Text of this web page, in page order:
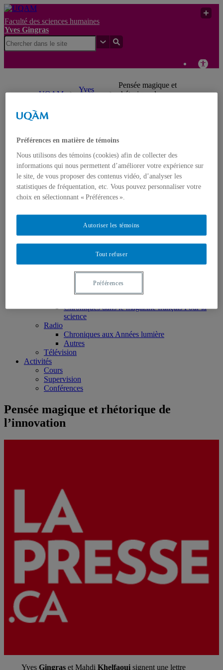
Faculté des sciences humaines
Yves Gingras
UQAM
Yves
Pensée magique et
rhétorique de
Accueil
À propos d’Yves Gingras
Biographie
Distinctions et prix
Nominations
Livres
Monographies
Ouvrages édités
Articles scientifiques
Chapitres de livres
Rapports et notes de recherche
Chroniques dans le magazine français Pour la
science
Radio
Chroniques aux Années lumière
Autres
Télévision
Activités
Cours
Supervision
Conférences
Pensée magique et rhétorique de
l’innovation
Yves Gingraset Mahdi Khelfaouisignent une lettre
Préférences en matière de témoins
Nous utilisons des témoins (cookies) afin de collecter des
informations qui nous permettent d’améliorer votre expérience sur
le site, de vous proposer des contenus vidéo, d’analyser les
statistiques de fréquentation, etc. Vous pouvez personnaliser votre
choix en sélectionnant « Préférences ».
Tout refuser
Autoriser les témoins
Préférences